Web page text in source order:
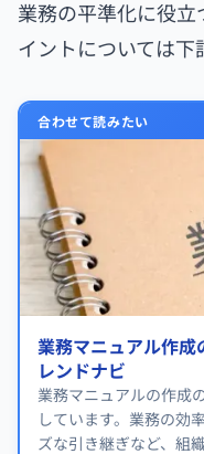
業務の平準化に役
イントについては下
合わせて読みたい
業務マニュアル作成
レンドナビ
業務マニュアルの作成
しています。業務の効
ズな引き継ぎなど、組